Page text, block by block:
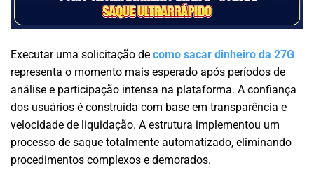
Executar uma solicitação de como sacar dinheiro da 27G
representa o momento mais esperado após períodos de
análise e participação intensa na plataforma. A confiança
dos usuários é construída com base em transparência e
velocidade de liquidação. A estrutura implementou um
processo de saque totalmente automatizado, eliminando
procedimentos complexos e demorados.